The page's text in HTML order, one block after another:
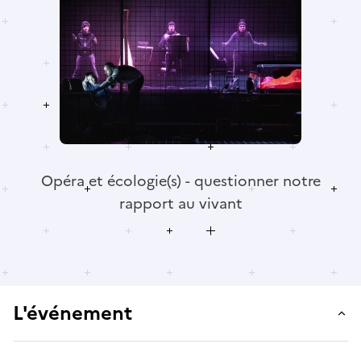
Opéra et écologie(s) - questionner notre
rapport au vivant
L'événement